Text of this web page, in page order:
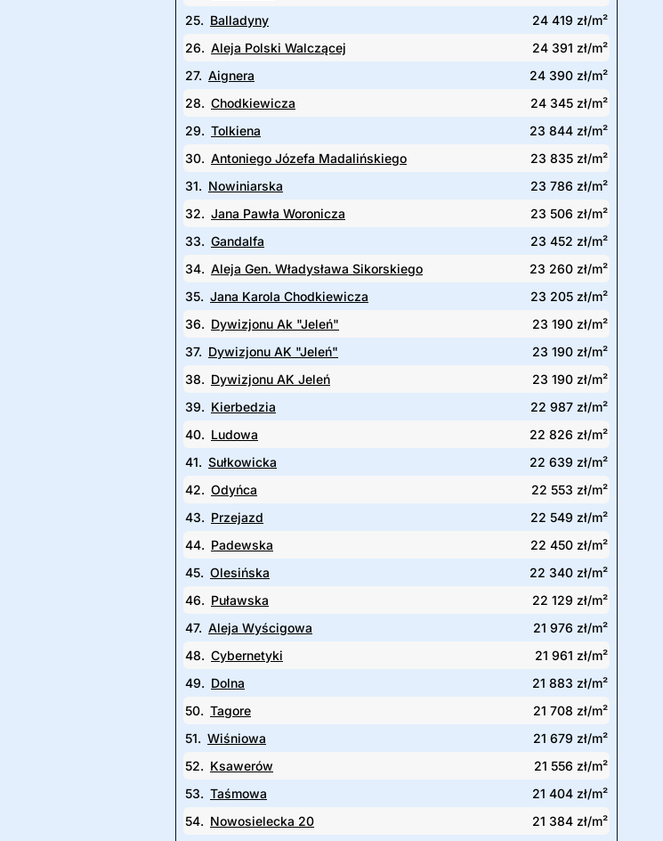
25. Balladyny
24 419 zł/m²
26. Aleja Polski Walczącej
24 391 zł/m²
27. Aignera
24 390 zł/m²
28. Chodkiewicza
24 345 zł/m²
29. Tolkiena
23 844 zł/m²
30. Antoniego Józefa Madalińskiego
23 835 zł/m²
31. Nowiniarska
23 786 zł/m²
32. Jana Pawła Woronicza
23 506 zł/m²
33. Gandalfa
23 452 zł/m²
34. Aleja Gen. Władysława Sikorskiego
23 260 zł/m²
35. Jana Karola Chodkiewicza
23 205 zł/m²
36. Dywizjonu Ak "Jeleń"
23 190 zł/m²
37. Dywizjonu AK "Jeleń"
23 190 zł/m²
38. Dywizjonu AK Jeleń
23 190 zł/m²
39. Kierbedzia
22 987 zł/m²
40. Ludowa
22 826 zł/m²
41. Sułkowicka
22 639 zł/m²
42. Odyńca
22 553 zł/m²
43. Przejazd
22 549 zł/m²
44. Padewska
22 450 zł/m²
45. Olesińska
22 340 zł/m²
46. Puławska
22 129 zł/m²
47. Aleja Wyścigowa
21 976 zł/m²
48. Cybernetyki
21 961 zł/m²
49. Dolna
21 883 zł/m²
50. Tagore
21 708 zł/m²
51. Wiśniowa
21 679 zł/m²
52. Ksawerów
21 556 zł/m²
53. Taśmowa
21 404 zł/m²
54. Nowosielecka 20 21 384 zł/m²